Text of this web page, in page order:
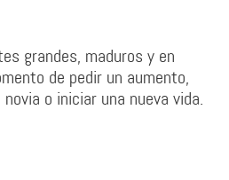
grandes, maduros y en
de pedir un aumento,
o iniciar una nueva vida.